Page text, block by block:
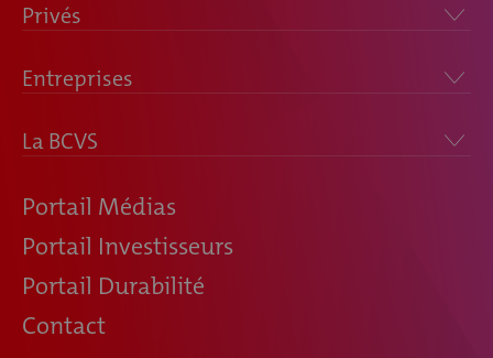
Privés
Entreprises
La BCVS
Portail Médias
Portail Investisseurs
Portail Durabilité
Contact